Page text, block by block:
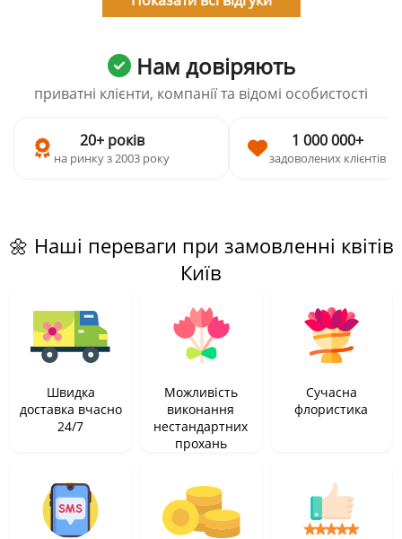
Нам довіряють
приватні клієнти, компанії та відомі особистості
20+ років
на ринку з 2003 року
1 000 000+
задоволених клієнтів
🌼 Наші переваги при замовленні квітів
Київ
Швидка
доставка вчасно
24/7
Можливість
виконання
нестандартних
прохань
Сучасна
флористика